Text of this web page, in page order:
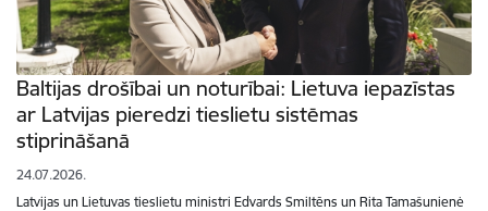
Baltijas drošībai un noturībai: Lietuva iepazīstas
ar Latvijas pieredzi tieslietu sistēmas
stiprināšanā
24.07.2026.
Latvijas un Lietuvas tieslietu ministri Edvards Smiltēns un Rita Tamašunienė